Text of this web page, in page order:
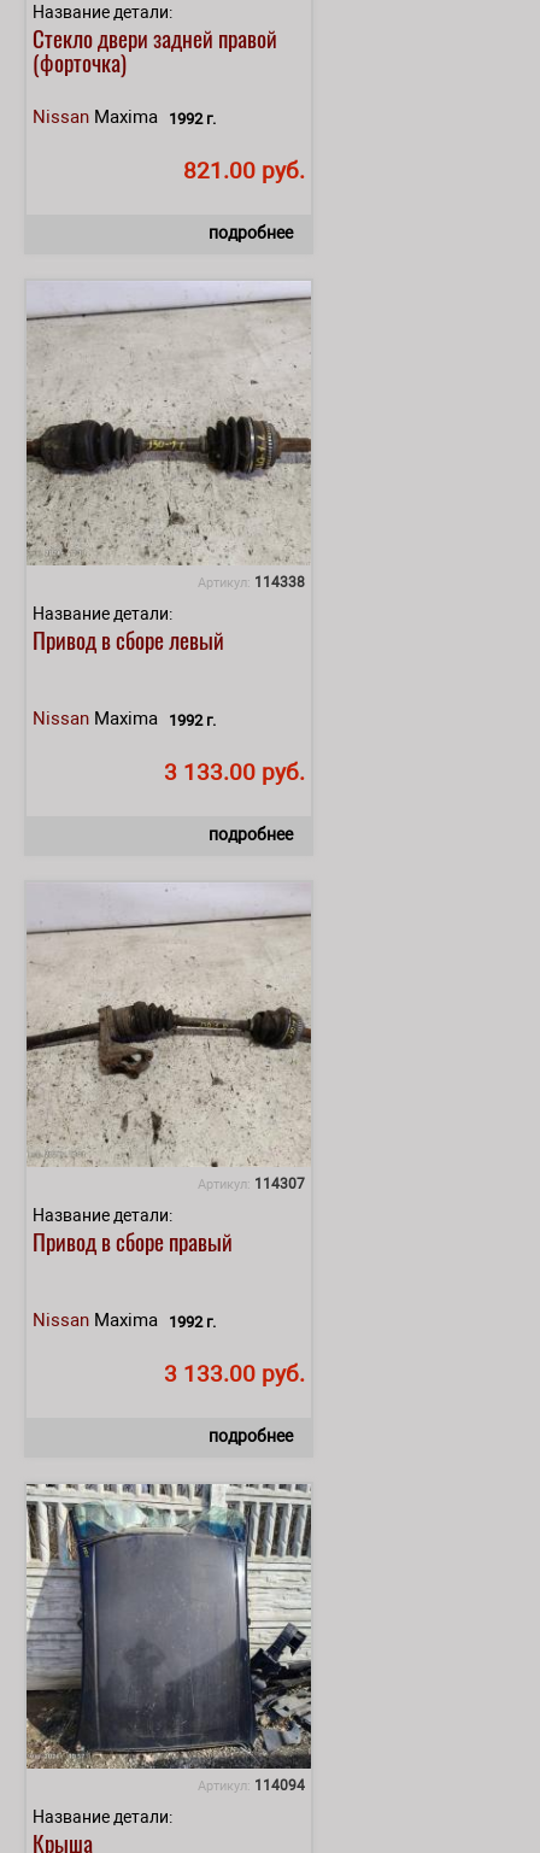
Название детали:
Стекло двери задней правой
(форточка)
Nissan Maxima 1992 г.
821.00 руб.
подробнее
Артикул: 114338
Название детали:
Привод в сборе левый
Nissan Maxima 1992 г.
3 133.00 руб.
подробнее
Артикул: 114307
Название детали:
Привод в сборе правый
Nissan Maxima 1992 г.
3 133.00 руб.
подробнее
Артикул: 114094
Название детали:
Крыша